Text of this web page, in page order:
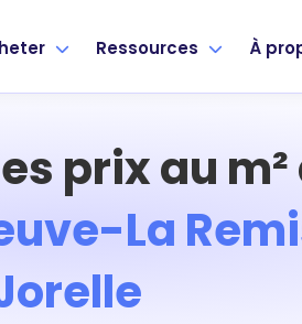
Ressources À
prix au m²
La